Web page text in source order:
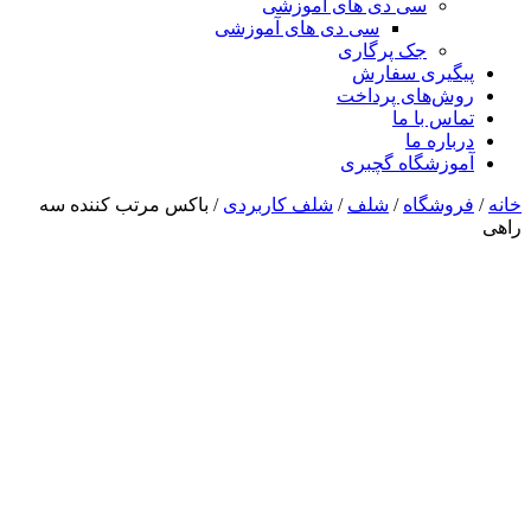
سی دی های آموزشی
سی دی های آموزشی
جک پرگاری
پیگیری سفارش
روش‌های پرداخت
تماس با ما
درباره ما
آموزشگاه گچبری
خانه / فروشگاه / شلف / شلف کاربردی / باکس مرتب کننده سه
راهی